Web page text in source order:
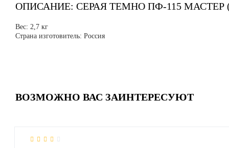
ОПИСАНИЕ: СЕРАЯ ТЕМНО ПФ-115 МАСТЕР
Вес: 2,7 кг
Страна изготовитель: Россия
ВОЗМОЖНО ВАС ЗАИНТЕРЕСУЮТ